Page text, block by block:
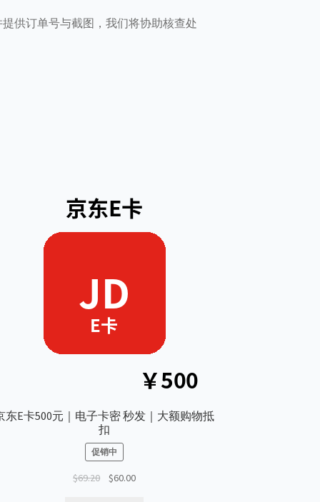
供订单号与截图，我们将协助核查处
东E卡500元｜电子卡密 秒发｜大额购物抵
扣
促销中
$69.20
原$60.00当